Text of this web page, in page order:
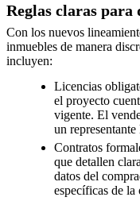
Reglas claras para
Con los nuevos
inmuebles de manera
incluyen:
Licencias
el proyecto
vigente. El
un
Contratos
que detallen
datos del
específicas de la